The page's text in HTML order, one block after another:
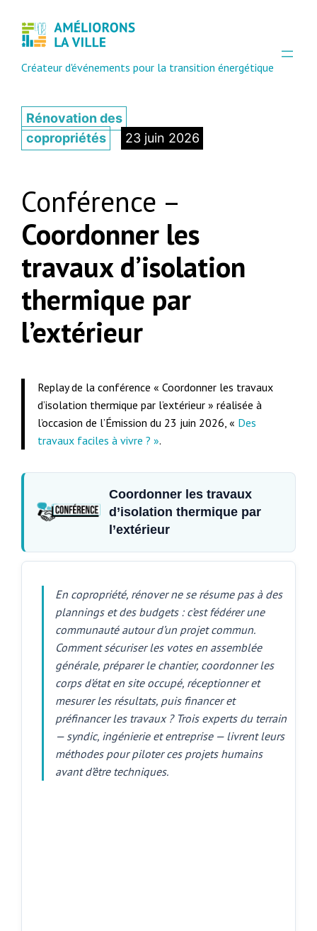
Créateur d'événements pour la transition énergétique
Rénovation des
copropriétés
23 juin 2026
Conférence –
Coordonner les
travaux d’isolation
thermique par
l’extérieur
Replay de la conférence « Coordonner les travaux
d’isolation thermique par l’extérieur » réalisée à
l’occasion de l’Émission du 23 juin 2026, « Des
travaux faciles à vivre ? ».
Coordonner les travaux
d’isolation thermique par
l’extérieur
En copropriété, rénover ne se résume pas à des
plannings et des budgets : c’est fédérer une
communauté autour d’un projet commun.
Comment sécuriser les votes en assemblée
générale, préparer le chantier, coordonner les
corps d’état en site occupé, réceptionner et
mesurer les résultats, puis financer et
préfinancer les travaux ? Trois experts du terrain
— syndic, ingénierie et entreprise — livrent leurs
méthodes pour piloter ces projets humains
avant d’être techniques.